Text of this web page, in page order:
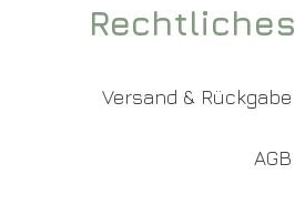
Rechtliches
Versand & Rückgabe
AGB